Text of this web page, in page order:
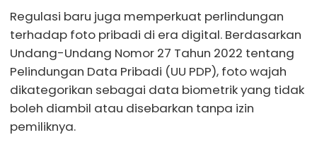
Regulasi baru juga memperkuat perlindungan
terhadap foto pribadi di era digital. Berdasarkan
Undang-Undang Nomor 27 Tahun 2022 tentang
Pelindungan Data Pribadi (UU PDP), foto wajah
dikategorikan sebagai data biometrik yang tidak
boleh diambil atau disebarkan tanpa izin
pemiliknya.